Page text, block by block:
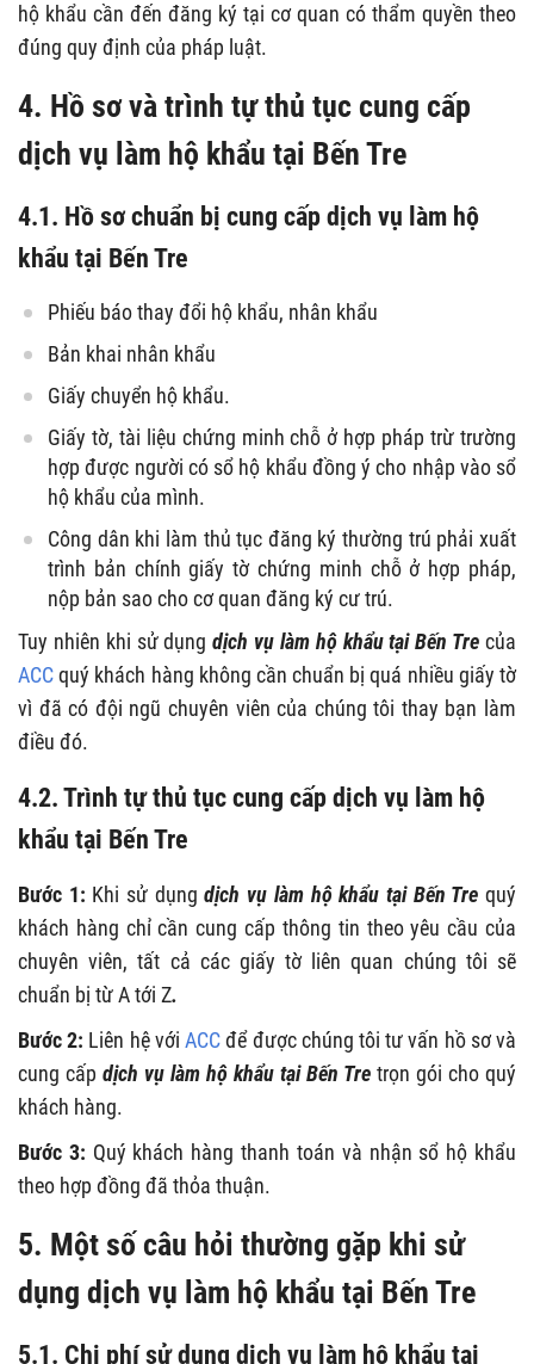
hộ khẩu cần đến đăng ký tại cơ quan có thẩm quyền theo
đúng quy định của pháp luật.
4. Hồ sơ và trình tự thủ tục cung cấp
dịch vụ làm hộ khẩu tại Bến Tre
4.1. Hồ sơ chuẩn bị cung cấp dịch vụ làm hộ
khẩu tại Bến Tre
Phiếu báo thay đổi hộ khẩu, nhân khẩu
Bản khai nhân khẩu
Giấy chuyển hộ khẩu.
Giấy tờ, tài liệu chứng minh chỗ ở hợp pháp trừ trường
hợp được người có sổ hộ khẩu đồng ý cho nhập vào sổ
hộ khẩu của mình.
Công dân khi làm thủ tục đăng ký thường trú phải xuất
trình bản chính giấy tờ chứng minh chỗ ở hợp pháp,
nộp bản sao cho cơ quan đăng ký cư trú.
Tuy nhiên khi sử dụngdịch vụ làm hộ khẩu tại Bến Trecủa
ACCquý khách hàng không cần chuẩn bị quá nhiều giấy tờ
vì đã có đội ngũ chuyên viên của chúng tôi thay bạn làm
điều đó.
4.2. Trình tự thủ tục cung cấp dịch vụ làm hộ
khẩu tại Bến Tre
Bước 1: Khi sử dụngdịch vụ làm hộ khẩu tại Bến Trequý
khách hàng chỉ cần cung cấp thông tin theo yêu cầu của
chuyên viên, tất cả các giấy tờ liên quan chúng tôi sẽ
chuẩn bị từ A tới Z.
Bước 2: Liên hệ vớiACCđể được chúng tôi tư vấn hồ sơ và
cung cấp dịch vụ làm hộ khẩu tại Bến Tre trọn gói cho quý
khách hàng.
Bước 3: Quý khách hàng thanh toán và nhận sổ hộ khẩu
theo hợp đồng đã thỏa thuận.
5. Một số câu hỏi thường gặp khi sử
dụng dịch vụ làm hộ khẩu tại Bến Tre
5.1. Chi phí sử dụng dịch vụ làm hộ khẩu tại